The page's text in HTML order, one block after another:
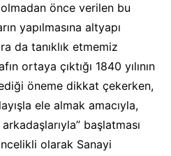
önce verilen bu
yapılmasına altyapı
da tanıklık etmemiz
ortaya çıktığı 1840 yılının
öneme dikkat çekerken,
ele almak amacıyla,
başlatması
olarak Sanayi